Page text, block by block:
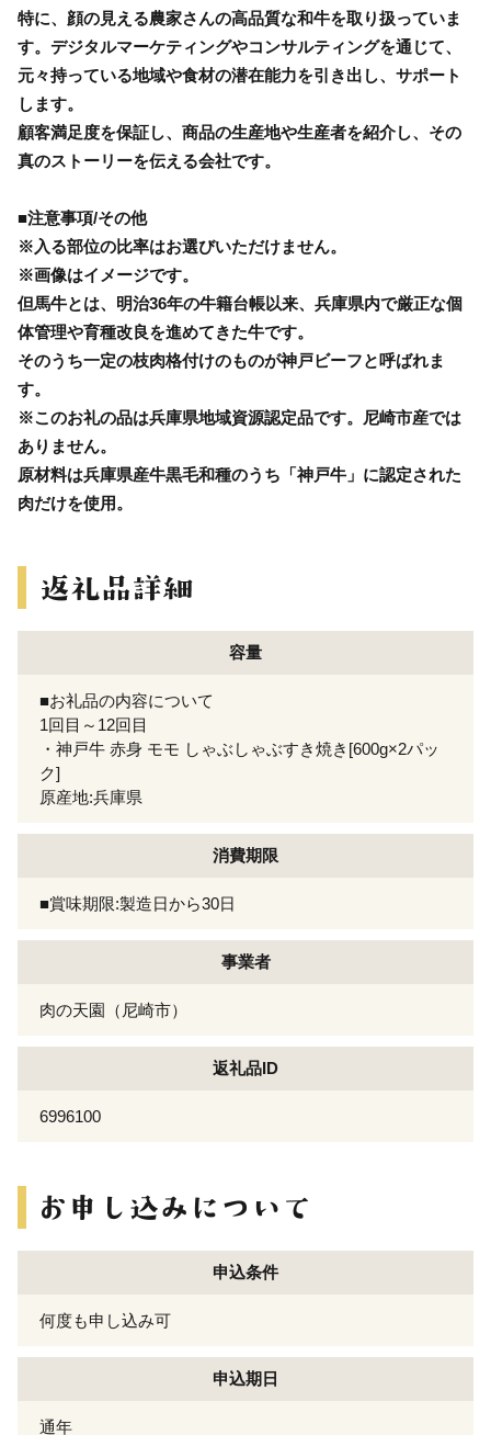
特に、顔の見える農家さんの高品質な和牛を取り扱っていま
す。デジタルマーケティングやコンサルティングを通じて、
元々持っている地域や食材の潜在能力を引き出し、サポート
します。
顧客満足度を保証し、商品の生産地や生産者を紹介し、その
真のストーリーを伝える会社です。
■注意事項/その他
※入る部位の比率はお選びいただけません。
※画像はイメージです。
但馬牛とは、明治36年の牛籍台帳以来、兵庫県内で厳正な個
体管理や育種改良を進めてきた牛です。
そのうち一定の枝肉格付けのものが神戸ビーフと呼ばれま
す。
※このお礼の品は兵庫県地域資源認定品です。尼崎市産では
ありません。
原材料は兵庫県産牛黒毛和種のうち「神戸牛」に認定された
肉だけを使用。
容量
■お礼品の内容について
1回目～12回目
・神戸牛 赤身 モモ しゃぶしゃぶすき焼き[600g×2パッ
ク]
原産地:兵庫県
消費期限
■賞味期限:製造日から30日
事業者
肉の天園（尼崎市）
返礼品ID
6996100
申込条件
何度も申し込み可
申込期日
通年